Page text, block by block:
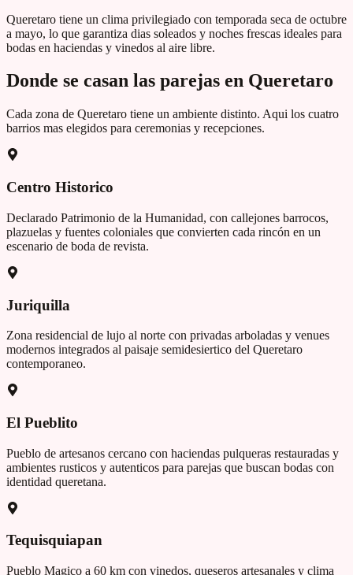
Queretaro tiene un clima privilegiado con temporada seca de octubre
a mayo, lo que garantiza dias soleados y noches frescas ideales para
bodas en haciendas y vinedos al aire libre.
Donde se casan las parejas en Queretaro
Cada zona de Queretaro tiene un ambiente distinto. Aqui los cuatro
barrios mas elegidos para ceremonias y recepciones.
Centro Historico
Declarado Patrimonio de la Humanidad, con callejones barrocos,
plazuelas y fuentes coloniales que convierten cada rincón en un
escenario de boda de revista.
Juriquilla
Zona residencial de lujo al norte con privadas arboladas y venues
modernos integrados al paisaje semidesiertico del Queretaro
contemporaneo.
El Pueblito
Pueblo de artesanos cercano con haciendas pulqueras restauradas y
ambientes rusticos y autenticos para parejas que buscan bodas con
identidad queretana.
Tequisquiapan
Pueblo Magico a 60 km con vinedos, queseros artesanales y clima